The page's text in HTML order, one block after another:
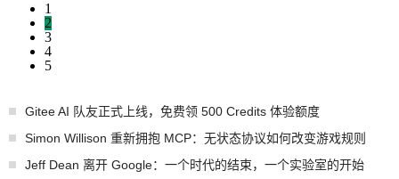
1
2
3
4
5
Gitee AI 队友正式上线，免费领 500 Credits 体验额度
Simon Willison 重新拥抱 MCP：无状态协议如何改变游戏规则
Jeff Dean 离开 Google：一个时代的结束，一个实验室的开始